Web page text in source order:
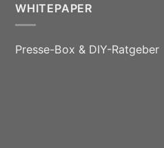
WHITEPAPER
Presse-Box & DIY-Ratgeber